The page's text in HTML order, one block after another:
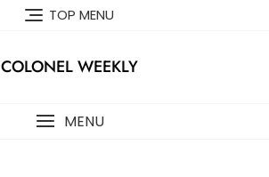
TOP MENU
COLONEL WEEKLY
MENU